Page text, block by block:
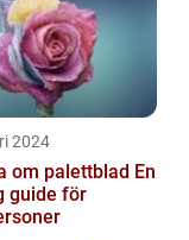
2024
palettblad En
guide för